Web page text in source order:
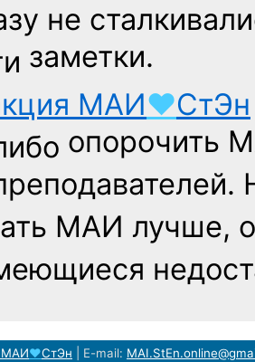
не
заметки.
МАИ♥СтЭн
опорочить
МАИ лучше,
МАИ♥СтЭн E-mail: